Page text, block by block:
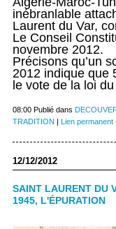
inébranlable
Laurent du Var,
Le Conseil
novembre 2012.
Précisons qu’un
2012 indique que
le vote de la loi
08:00 Publié dans
TRADITION | Lien permanent
12/12/2012
SAINT LAURENT DU
1945, L'ÉPURATION